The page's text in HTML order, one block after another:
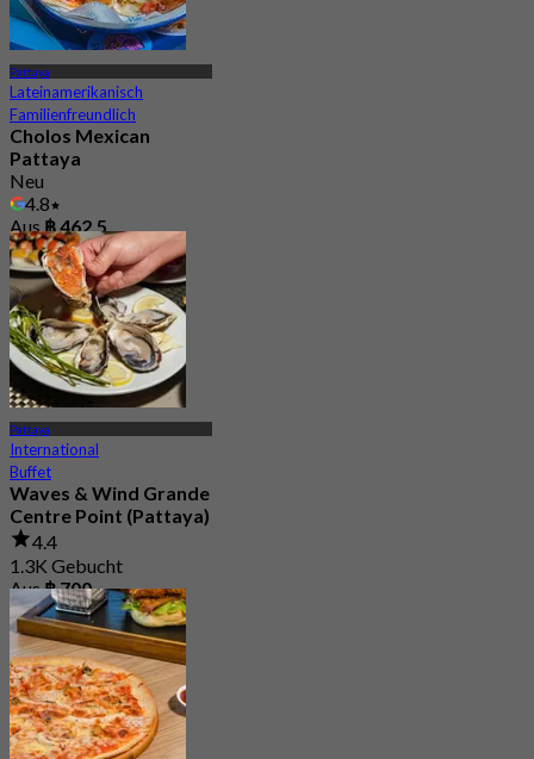
Pattaya
Lateinamerikanisch
Familienfreundlich
Cholos Mexican
Pattaya
Neu
4.8
Aus฿ 462.5
Pattaya
International
Buffet
Waves & Wind Grande
Centre Point (Pattaya)
4.4
1.3K Gebucht
Aus฿ 700